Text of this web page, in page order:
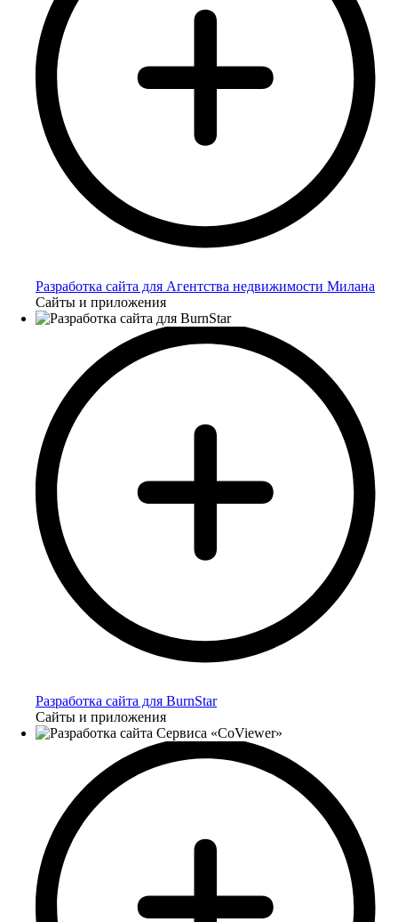
Разработка сайта для Агентства недвижимости Милана
Сайты и приложения
Разработка сайта для BurnStar
Сайты и приложения